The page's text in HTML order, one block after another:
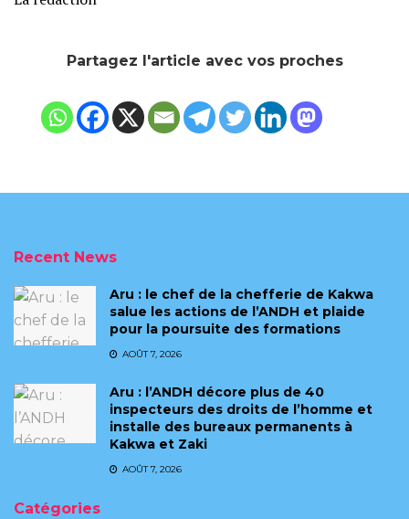
Partagez l'article avec vos proches
Recent News
Aru : le chef de la chefferie de Kakwa
salue les actions de l’ANDH et plaide
pour la poursuite des formations
AOÛT 7, 2026
Aru : l’ANDH décore plus de 40
inspecteurs des droits de l’homme et
installe des bureaux permanents à
Kakwa et Zaki
AOÛT 7, 2026
Catégories